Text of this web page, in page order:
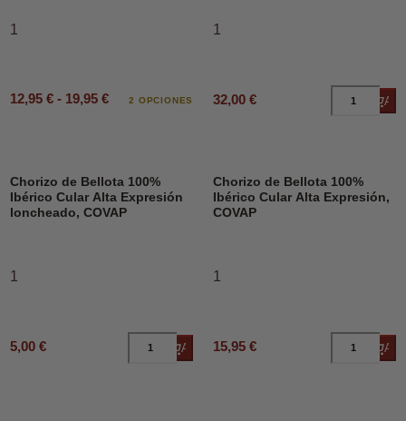
1
12,95 € - 19,95 € 2 OPCIONES
1
32,00 €
Chorizo de Bellota 100%
Ibérico Cular Alta Expresión
loncheado, COVAP
1
5,00 € Añadir al carrito
Chorizo de Bellota 100%
Ibérico Cular Alta Expresión,
COVAP
1
15,95 €